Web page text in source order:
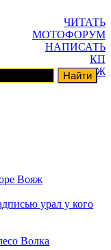
ЧИТАТЬ
МОТОФОРУМ
НАПИСАТЬ
КП
ГАРАЖ
Вояж
урал у кого
Волка